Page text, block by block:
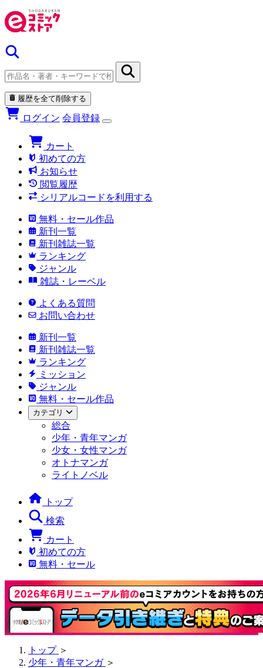
履歴を全て削除する
ログイン 会員登録
カート
初めての方
お知らせ
閲覧履歴
シリアルコードを利用する
無料・セール作品
新刊一覧
新刊雑誌一覧
ランキング
ジャンル
雑誌・レーベル
よくある質問
お問い合わせ
新刊一覧
新刊雑誌一覧
ランキング
ミッション
ジャンル
無料・セール作品
カテゴリ
総合
少年・青年マンガ
少女・女性マンガ
オトナマンガ
ライトノベル
トップ
検索
カート
初めての方
無料・セール
トップ ＞
少年・青年マンガ ＞